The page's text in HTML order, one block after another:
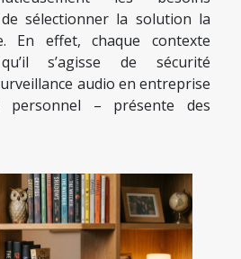
sélectionner la solution la
En effet, chaque contexte
s’agisse de sécurité
audio en entreprise
personnel – présente des